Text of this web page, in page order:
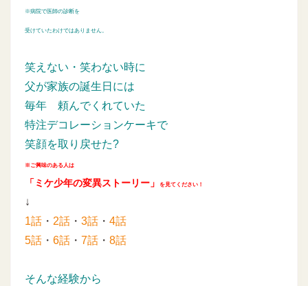
※病院で医師の診断を
受けていたわけではありません。
笑えない・笑わない時に
父が家族の誕生日には
毎年 頼んでくれていた
特注デコレーションケーキで
笑顔を取り戻せた?
※ご興味のある人は
「ミケ少年の変異ストーリー」 を見てください！
↓
1話 ・ 2話 ・ 3話 ・ 4話
5話 ・ 6話 ・ 7話 ・ 8話
そんな経験から